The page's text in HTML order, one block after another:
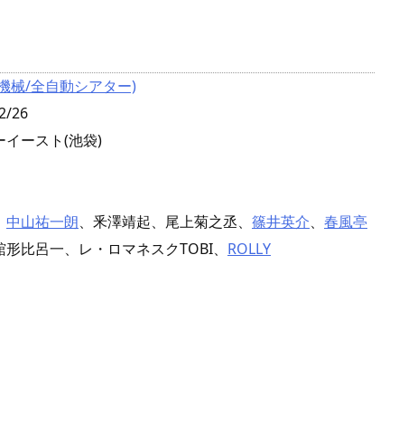
械/全自動シアター)
26
イースト(池袋)
中山祐一朗、釆澤靖起、尾上菊之丞、 篠井英介、 春風亭
比呂一、レ・ロマネスクTOBI、 ROLLY